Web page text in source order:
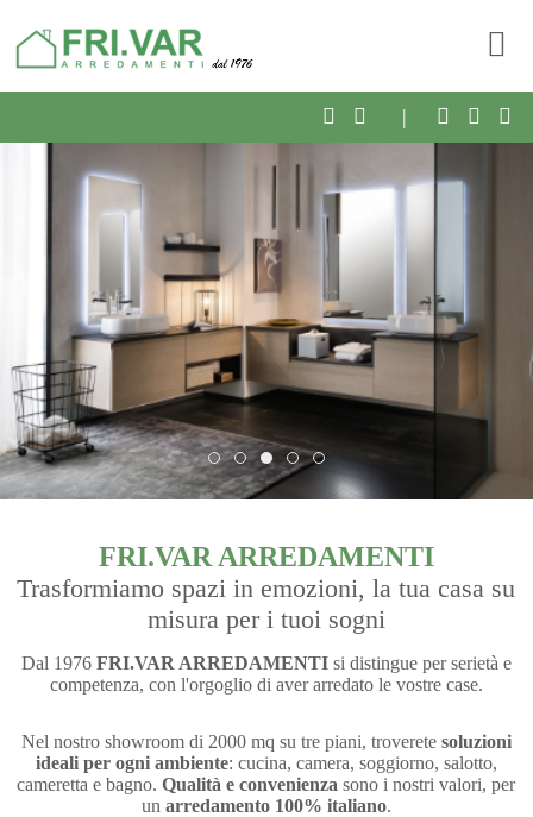
cucina 7
bagno7bagno4
home1camere11
FRI.VAR ARREDAMENTI
Trasformiamo spazi in emozioni, la tua casa su
misura per i tuoi sogni
Dal 1976 FRI.VAR ARREDAMENTIsi distingue per serietà e
competenza, con l'orgoglio di aver arredato le vostre case.
Nel nostro showroom di 2000 mq su tre piani, troverete soluzioni
ideali per ogni ambiente: cucina, camera, soggiorno, salotto,
cameretta e bagno.Qualità e convenienza sono i nostri valori, per
un arredamento 100% italiano.